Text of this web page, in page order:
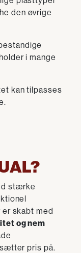
den øvrige
i mange
kan tilpasses
stærke
skabt med
og nem
pris på.